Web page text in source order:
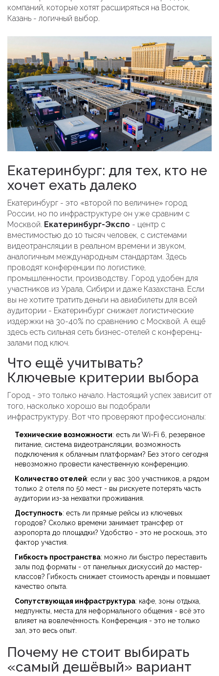
компаний, которые хотят расширяться на Восток,
Казань - логичный выбор.
Екатеринбург: для тех, кто не
хочет ехать далеко
Екатеринбург - это «второй по величине» город
России, но по инфраструктуре он уже сравним с
Москвой. Екатеринбург-Экспо - центр с
вместимостью до 10 тысяч человек, с системами
видеотрансляции в реальном времени и звуком,
аналогичным международным стандартам. Здесь
проводят конференции по логистике,
промышленности, производству. Город удобен для
участников из Урала, Сибири и даже Казахстана. Если
вы не хотите тратить деньги на авиабилеты для всей
аудитории - Екатеринбург снижает логистические
издержки на 30-40% по сравнению с Москвой. А ещё
здесь есть сильная сеть бизнес-отелей с конференц-
залами под ключ.
Что ещё учитывать?
Ключевые критерии выбора
Город - это только начало. Настоящий успех зависит от
того, насколько хорошо вы подобрали
инфраструктуру. Вот что проверяют профессионалы:
Технические возможности: есть ли Wi-Fi 6, резервное
питание, система видеотрансляции, возможность
подключения к облачным платформам? Без этого сегодня
невозможно провести качественную конференцию.
Количество отелей: если у вас 300 участников, а рядом
только 2 отеля по 50 мест - вы рискуете потерять часть
аудитории из-за нехватки проживания.
Доступность: есть ли прямые рейсы из ключевых
городов? Сколько времени занимает трансфер от
аэропорта до площадки? Удобство - это не роскошь, это
фактор участия.
Гибкость пространства: можно ли быстро переставить
залы под форматы - от панельных дискуссий до мастер-
классов? Гибкость снижает стоимость аренды и повышает
качество опыта.
Сопутствующая инфраструктура: кафе, зоны отдыха,
медпункты, места для неформального общения - всё это
влияет на вовлечённость. Конференция - это не только
зал, это весь опыт.
Почему не стоит выбирать
«самый дешёвый» вариант